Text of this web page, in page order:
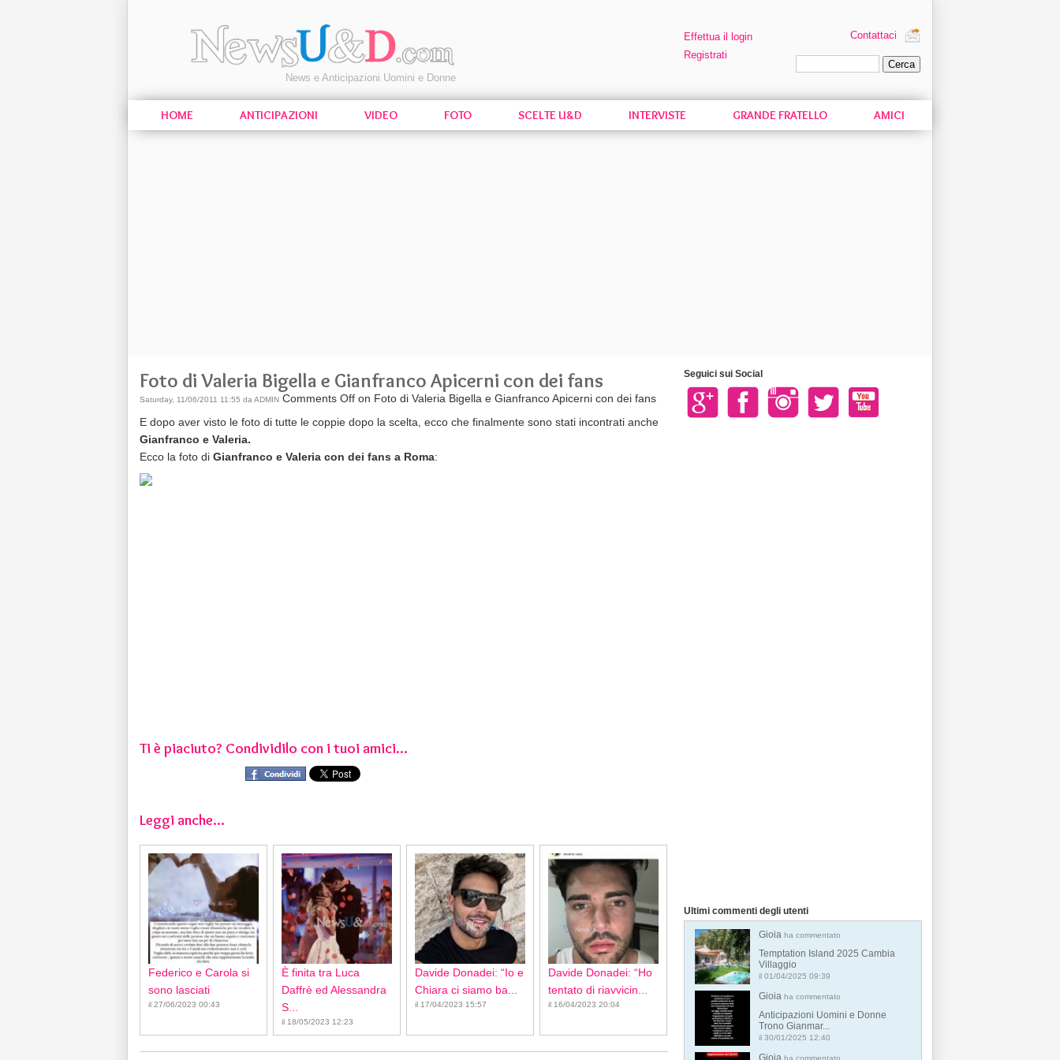
News e Anticipazioni Uomini e Donne
Effettua il login
Registrati
Contattaci
HOME ANTICIPAZIONI VIDEO FOTO SCELTE U&D INTERVISTE GRANDE FRATELLO AMICI
Foto di Valeria Bigella e Gianfranco Apicerni con dei fans
Saturday, 11/06/2011 11:55 da ADMIN Comments Off on Foto di Valeria Bigella e Gianfranco Apicerni con dei fans
E dopo aver visto le foto di tutte le coppie dopo la scelta, ecco che finalmente sono stati incontrati anche
Gianfranco e Valeria.
Ecco la foto di Gianfranco e Valeria con dei fans a Roma:
Ti è piaciuto? Condividilo con i tuoi amici...
Leggi anche...
Federico e Carola si
sono lasciati
il 27/06/2023 00:43
È finita tra Luca
Daffrè ed Alessandra
S...
il 18/05/2023 12:23
Davide Donadei: “Io e
Chiara ci siamo ba...
il 17/04/2023 15:57
Davide Donadei: “Ho
tentato di riavvicin...
il 16/04/2023 20:04
Seguici sui Social
Ultimi commenti degli utenti
Gioia ha commentato
Temptation Island 2025 Cambia
Villaggio
il 01/04/2025 09:39
Gioia ha commentato
Anticipazioni Uomini e Donne
Trono Gianmar...
il 30/01/2025 12:40
Gioia ha commentato